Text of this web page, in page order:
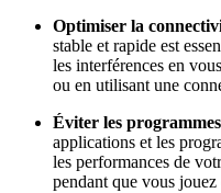
Optimiser la
stable et rapide est
les interférences en
ou en utilisant une
Éviter les
applications et les
les performances de
pendant que vous